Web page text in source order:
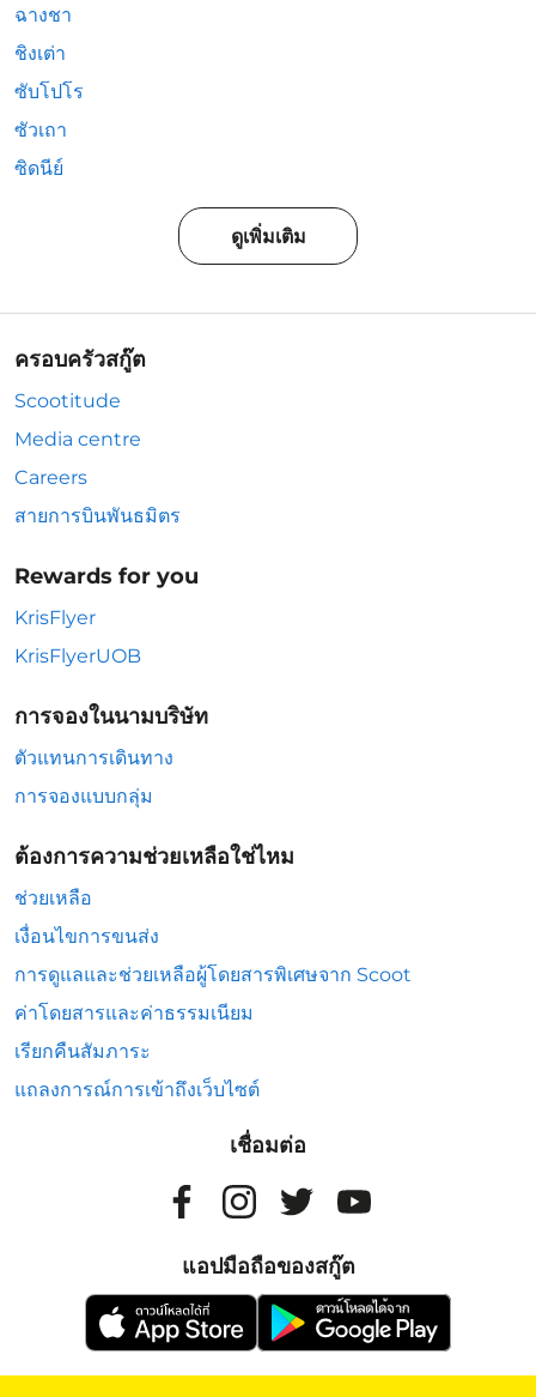
ฉางชา
ชิงเต่า
ซับโปโร
ซัวเถา
ซิดนีย์
ดูเพิ่มเติม
ครอบครัวสกู๊ต
Scootitude
Media centre
Careers
สายการบินพันธมิตร
Rewards for you
KrisFlyer
KrisFlyerUOB
การจองในนามบริษัท
ตัวแทนการเดินทาง
การจองแบบกลุ่ม
ต้องการความช่วยเหลือใช่ไหม
ช่วยเหลือ
เงื่อนไขการขนส่ง
การดูแลและช่วยเหลือผู้โดยสารพิเศษจาก Scoot
ค่าโดยสารและค่าธรรมเนียม
เรียกคืนสัมภาระ
แถลงการณ์การเข้าถึงเว็บไซต์
เชื่อมต่อ
แอปมือถือของสกู๊ต